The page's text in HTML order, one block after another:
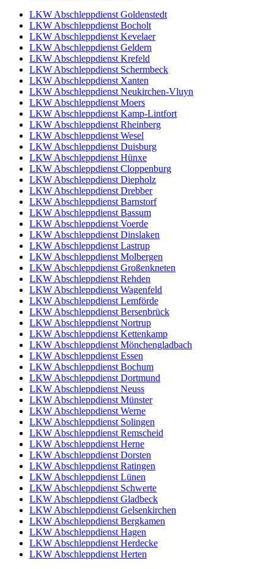
LKW Abschleppdienst Goldenstedt
LKW Abschleppdienst Bocholt
LKW Abschleppdienst Kevelaer
LKW Abschleppdienst Geldern
LKW Abschleppdienst Krefeld
LKW Abschleppdienst Schermbeck
LKW Abschleppdienst Xanten
LKW Abschleppdienst Neukirchen-Vluyn
LKW Abschleppdienst Moers
LKW Abschleppdienst Kamp-Lintfort
LKW Abschleppdienst Rheinberg
LKW Abschleppdienst Wesel
LKW Abschleppdienst Duisburg
LKW Abschleppdienst Hünxe
LKW Abschleppdienst Cloppenburg
LKW Abschleppdienst Diepholz
LKW Abschleppdienst Drebber
LKW Abschleppdienst Barnstorf
LKW Abschleppdienst Bassum
LKW Abschleppdienst Voerde
LKW Abschleppdienst Dinslaken
LKW Abschleppdienst Lastrup
LKW Abschleppdienst Molbergen
LKW Abschleppdienst Großenkneten
LKW Abschleppdienst Rehden
LKW Abschleppdienst Wagenfeld
LKW Abschleppdienst Lemförde
LKW Abschleppdienst Bersenbrück
LKW Abschleppdienst Nortrup
LKW Abschleppdienst Kettenkamp
LKW Abschleppdienst Mönchengladbach
LKW Abschleppdienst Essen
LKW Abschleppdienst Bochum
LKW Abschleppdienst Dortmund
LKW Abschleppdienst Neuss
LKW Abschleppdienst Münster
LKW Abschleppdienst Werne
LKW Abschleppdienst Solingen
LKW Abschleppdienst Remscheid
LKW Abschleppdienst Herne
LKW Abschleppdienst Dorsten
LKW Abschleppdienst Ratingen
LKW Abschleppdienst Lünen
LKW Abschleppdienst Schwerte
LKW Abschleppdienst Gladbeck
LKW Abschleppdienst Gelsenkirchen
LKW Abschleppdienst Bergkamen
LKW Abschleppdienst Hagen
LKW Abschleppdienst Herdecke
LKW Abschleppdienst Herten